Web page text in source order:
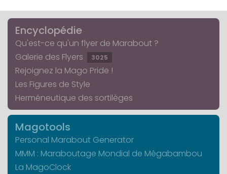
Encyclopédie
Qu'est-ce qu'un flyer de Marabout ?
Galerie des Flyers
3025
Rejoignez la Mago Pride !
Les Figures de Style
Herméneutique des sortilèges
Magotools
Personal Marabout Generator
MMM : Maraboutage Mondial de Mégabambou
La MagoClock